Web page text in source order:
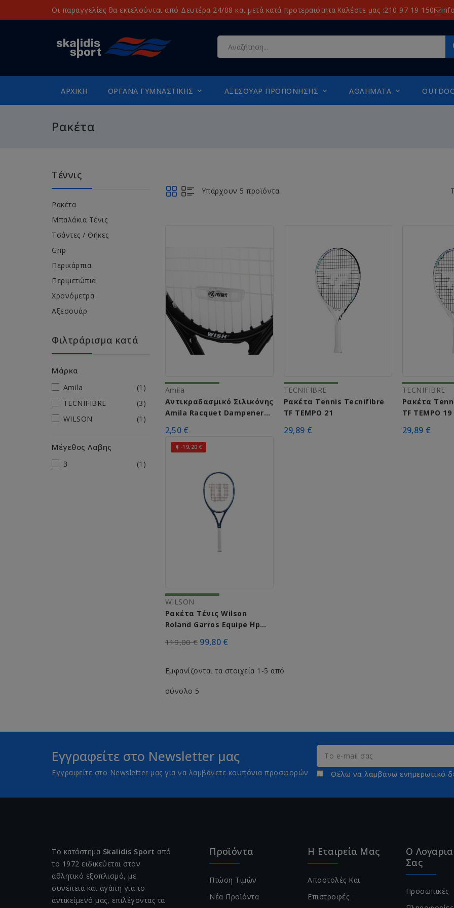
Οι παραγγελίες θα εκτελούνται από Δευτέρα 24/08 και μετά κατά προτεραιότητα Καλέστε μας :210 97 19 150
ΑΡΧΙΚΉ ΌΡΓΑΝΑ ΓΥΜΝΑΣΤΙΚΉΣ  ΑΞΕΣΟΥΆΡ ΠΡΟΠΌΝΗΣΗΣ  ΑΘΛΉΜΑΤΑ 
Ρακέτα
Τέννις
Ρακέτα
Mπαλάκια Tένις
Τσάντες / Θήκες
Grip
Περικάρπια
Περιμετώπια
Χρονόμετρα
Αξεσουάρ
Φιλτράρισμα κατά
Μάρκα
Amila
(1)
TECNIFIBRE
(3)
WILSON
(1)
Μέγεθος Λαβης
3 (1)
Υπάρχουν 5 προϊόντα.
Amila
Αντικραδασμικό Σιλικόνης
Amila Racquet Dampener
2,50 €
TECNIFIBRE
Ρακέτα Tennis Tecnifibre
TF TEMPO 21
29,89 €
TECNIFIBRE
Ρακέτα
TF TEMPO 19
29,89 €
 -19,20 €
WILSON
Ρακέτα Τένις Wilson
Roland Garros Equipe Hp
119,00 € 99,80 €
Εμφανίζονται τα στοιχεία 1-5 από
σύνολο 5
Εγγραφείτε στο Newsletter μας
Εγγραφείτε στο Newsletter μας για να λαμβάνετε κουπόνια προσφορών Θέλω να λαμβάνω ενημερωτικό
Το κατάστημα Skalidis Sport από
το 1972 ειδικεύεται στον
αθλητικό εξοπλισμό, με
συνέπεια και αγάπη για το
αντικείμενό μας, επιλέγοντας τα
Προϊόντα
Πτώση Τιμών
Νέα Προϊόντα
Η Εταιρεία Μας
Αποστολές Και
Επιστροφές
Ο
Σας
Προσωπικές